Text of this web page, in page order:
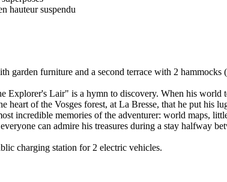
hauteur suspendu
garden furniture and a second terrace with 2 hammocks
Explorer's Lair" is a hymn to discovery. When his world
heart of the Vosges forest, at La Bresse, that he put his
incredible memories of the adventurer: world maps,
can admire his treasures during a stay halfway
charging station for 2 electric vehicles.